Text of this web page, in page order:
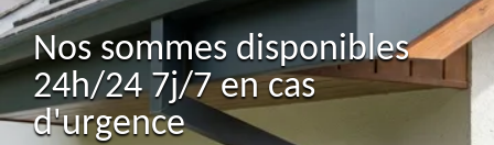
Nos sommes disponibles
24h/24 7j/7 en cas
d'urgence